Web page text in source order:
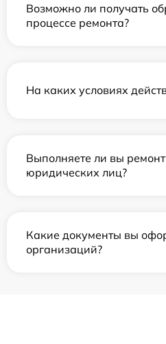
Возможно ли получать
процессе ремонта?
На каких условиях
Выполняете ли вы
юридических лиц?
Какие документы вы
организаций?